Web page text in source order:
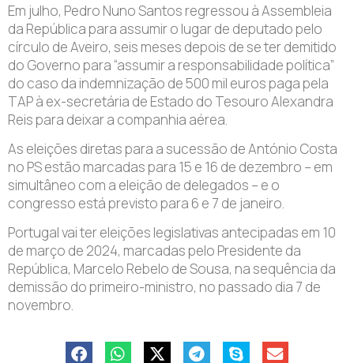
Em julho, Pedro Nuno Santos regressou à Assembleia
da República para assumir o lugar de deputado pelo
círculo de Aveiro, seis meses depois de se ter demitido
do Governo para “assumir a responsabilidade política”
do caso da indemnização de 500 mil euros paga pela
TAP à ex-secretária de Estado do Tesouro Alexandra
Reis para deixar a companhia aérea.
As eleições diretas para a sucessão de António Costa
no PS estão marcadas para 15 e 16 de dezembro – em
simultâneo com a eleição de delegados – e o
congresso está previsto para 6 e 7 de janeiro.
Portugal vai ter eleições legislativas antecipadas em 10
de março de 2024, marcadas pelo Presidente da
República, Marcelo Rebelo de Sousa, na sequência da
demissão do primeiro-ministro, no passado dia 7 de
novembro.